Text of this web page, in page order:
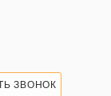
ЗВОНОК